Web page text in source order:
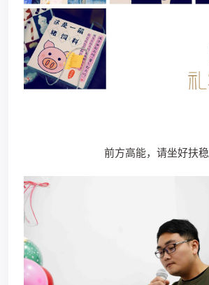
前方高能，请坐好扶稳